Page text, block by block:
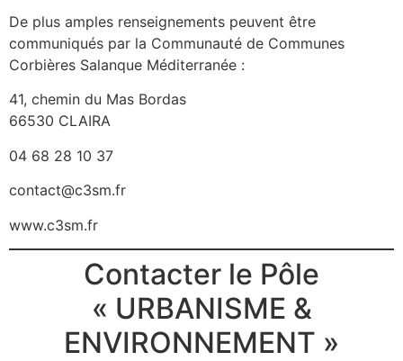
De plus amples renseignements peuvent être
communiqués par la Communauté de Communes
Corbières Salanque Méditerranée :
41, chemin du Mas Bordas
66530 CLAIRA
04 68 28 10 37
contact@c3sm.fr
www.c3sm.fr
Contacter le Pôle
« URBANISME &
ENVIRONNEMENT »